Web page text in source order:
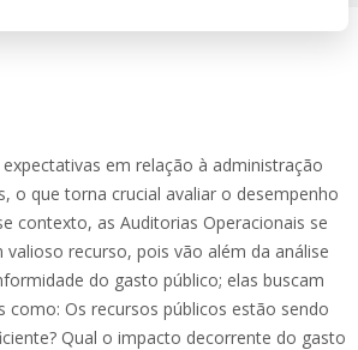
em relação à administração
o que torna crucial avaliar o desempenho
contexto, as Auditorias Operacionais se
recurso, pois vão além da análise
do gasto público; elas buscam
como: Os recursos públicos estão sendo
Qual o impacto decorrente do gasto